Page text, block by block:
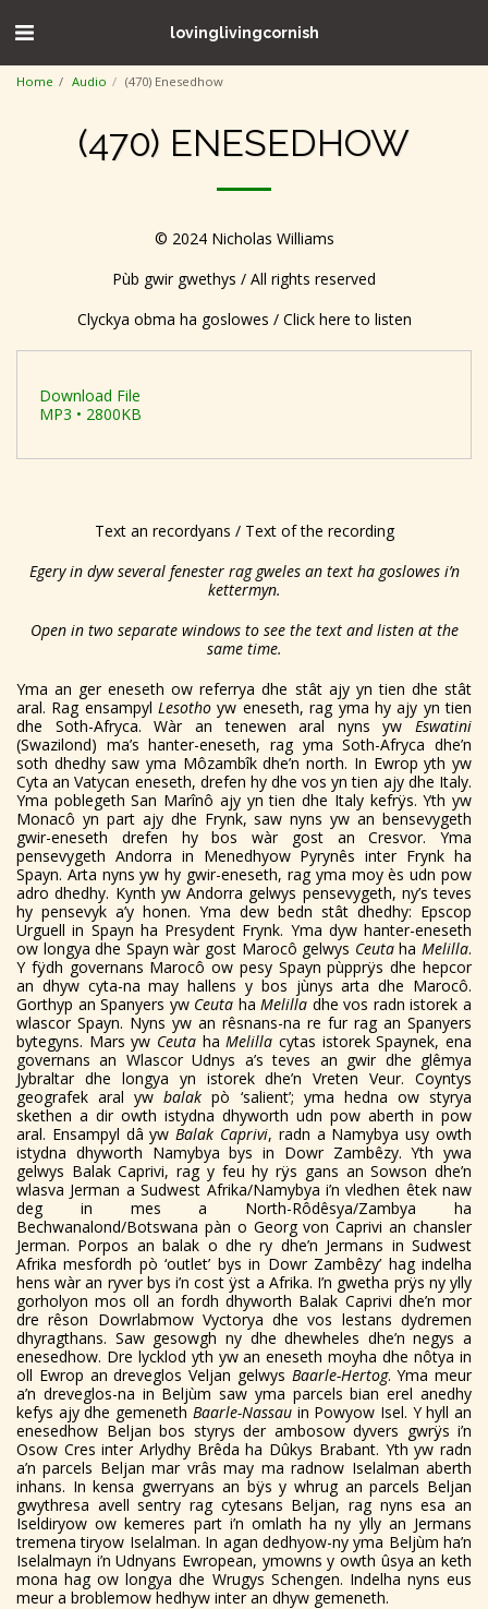
lovinglivingcornish
Home Audio (470) Enesedhow
(470) ENESEDHOW
© 2024 Nicholas Williams
Pùb gwir gwethys / All rights reserved
Clyckya obma ha goslowes / Click here to listen
Download File
MP3 • 2800KB
Text an recordyans / Text of the recording
Egery in dyw several fenester rag gweles an text ha goslowes i’n
kettermyn.
Open in two separate windows to see the text and listen at the
same time.
Yma an ger eneseth ow referrya dhe stât ajy yn tien dhe stât
aral. Rag ensampylLesotho yw eneseth, rag yma hy ajy yn tien
dhe Soth-Afryca. Wàr an tenewen aral nyns yw Eswatini
(Swazilond) ma’s hanter-eneseth, rag yma Soth-Afryca dhe’n
soth dhedhy saw yma Môzambîk dhe’n north. In Ewrop yth yw
Cyta an Vatycan eneseth, drefen hy dhe vos yn tien ajy dhe Italy.
Yma poblegeth San Marînô ajy yn tien dhe Italy kefrÿs. Yth yw
Monacô yn part ajy dhe Frynk, saw nyns yw an bensevygeth
gwir-eneseth drefen hy bos wàr gost an Cresvor. Yma
pensevygeth Andorra in Menedhyow Pyrynês inter Frynk ha
Spayn. Arta nyns yw hy gwir-eneseth, rag yma moy ès udn pow
adro dhedhy. Kynth yw Andorra gelwys pensevygeth, ny’s teves
hy pensevyk a’y honen. Yma dew bedn stât dhedhy: Epscop
Urguell in Spayn ha Presydent Frynk. Yma dyw hanter-eneseth
ow longya dhe Spayn wàr gost Marocô gelwys CeutahaMelilla.
Y fÿdh governans Marocô ow pesy Spayn pùpprÿs dhe hepcor
an dhyw cyta-na may hallens y bos jùnys arta dhe Marocô.
Gorthyp an Spanyers yw Ceuta haMelilla dhe vos radn istorek a
wlascor Spayn. Nyns yw an rêsnans-na re fur rag an Spanyers
bytegyns. Mars yw Ceuta haMelilla cytas istorek Spaynek, ena
governans an Wlascor Udnys a’s teves an gwir dhe glêmya
Jybraltar dhe longya yn istorek dhe’n Vreten Veur. Coyntys
geografek aral ywbalak pò ‘salient’; yma hedna ow styrya
skethen a dir owth istydna dhyworth udn pow aberth in pow
aral. Ensampyl dâ ywBalak Caprivi, radn a Namybya usy owth
istydna dhyworth Namybya bys in Dowr Zambêzy. Yth ywa
gelwys Balak Caprivi, rag y feu hy rÿs gans an Sowson dhe’n
wlasva Jerman a Sudwest Afrika/Namybya i’n vledhen êtek naw
deg in mes a North-Rôdêsya/Zambya ha
Bechwanalond/Botswana pàn o Georg von Caprivi an chansler
Jerman. Porpos an balak o dhe ry dhe’n Jermans in Sudwest
Afrika mesfordh pò ‘outlet’ bys in Dowr Zambêzy’ hag indelha
hens wàr an ryver bys i’n cost ÿst a Afrika. I’n gwetha prÿs ny ylly
gorholyon mos oll an fordh dhyworth Balak Caprivi dhe’n mor
dre rêson Dowrlabmow Vyctorya dhe vos lestans dydremen
dhyragthans. Saw gesowgh ny dhe dhewheles dhe’n negys a
enesedhow. Dre lycklod yth yw an eneseth moyha dhe nôtya in
oll Ewrop an dreveglos Veljan gelwys Baarle-Hertog. Yma meur
a’n dreveglos-na in Beljùm saw yma parcels bian erel anedhy
kefys ajy dhe gemeneth Baarle-Nassauin Powyow Isel. Y hyll an
enesedhow Beljan bos styrys der ambosow dyvers gwrÿs i’n
Osow Cres inter Arlydhy Brêda ha Dûkys Brabant. Yth yw radn
a’n parcels Beljan mar vrâs may ma radnow Iselalman aberth
inhans. In kensa gwerryans an bÿs y whrug an parcels Beljan
gwythresa avell sentry rag cytesans Beljan, rag nyns esa an
Iseldiryow ow kemeres part i’n omlath ha ny ylly an Jermans
tremena tiryow Iselalman. In agan dedhyow-ny yma Beljùm ha’n
Iselalmayn i’n Udnyans Ewropean, ymowns y owth ûsya an keth
mona hag ow longya dhe Wrugys Schengen. Indelha nyns eus
meur a broblemow hedhyw inter an dhyw gemeneth.